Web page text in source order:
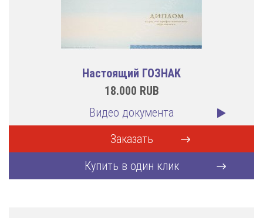
Настоящий ГОЗНАК
18.000 RUB
Видео документа
Заказать
Купить в один клик